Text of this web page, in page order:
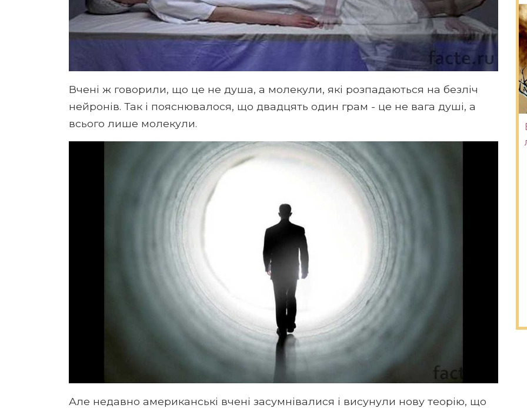
Вчені ж говорили, що це не душа, а молекули, які розпадаються на безліч
нейронів. Так і пояснювалося, що двадцять один грам - це не вага душі, а
всього лише молекули.
Але недавно американські вчені засумнівалися і висунули нову теорію, що